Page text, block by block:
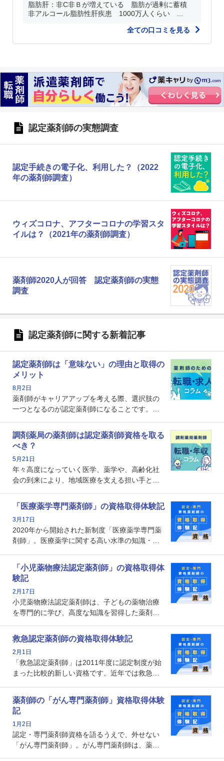
脂肪肝：非C非Ｂが増えている 脂肪が過剰に蓄積
非アルコール脂肪性肝疾患 1000万人くらい ...
全ての口コミを見る
認定薬剤師の実態調査
認定手続きの電子化、利用した？（2022
年の薬剤師調査）
ウィズコロナ、アフターコロナの学習スタ
イルは？（2021年の薬剤師調査）
薬剤師2020人が回答 認定薬剤師の実態
調査
認定薬剤師に関する新着記事
認定薬剤師は「意味ない」の理由と取得の
メリット
8月2日
薬剤師がキャリアアップを考える際、選択肢の
一つとなるのが認定薬剤師になることです。し
という声を聞いたことがあるかもしれません。
本記事では、認定薬剤師が「意味ない」といわ
れる理由や、取得するメリット、年収・キャリ
アへの影響を解説します。
調剤薬局の薬剤師は認定薬剤師資格を取る
べき？
5月21日
年々高度になっていく医学、薬学や、高齢化社
会の到来により、地域医療を支える担い手とし
で、重要度が増しているのが認定薬剤師という
資格です。認定薬剤師とはいったいどんな資格
なのでしょうか。それを取得するとどのような
メリットがあるのでしょうか。
「医療薬学専門薬剤師」の資格取得体験記
3月17日
2020年から開始された新制度「医療薬学専門薬
剤師」。医療薬学に関する高い水準の知識・技
剤師としての専門性を示す客観的な根拠の一つ
となります。取得要件は多岐に渡り、審査も複
数回ありますが、患者さんに対して一定の能力
の証明になる資格と言えます。
「小児薬物療法認定薬剤師」の資格取得体
験記
2月17日
小児薬物療法認定薬剤師は、子どもの薬物治療
を専門的に学び、高度な知識を習得した薬剤師
や、特有の疾患、心理状況を理解し、専門性を
深めることで、子どもとその保護者に寄り添え
る存在です。今回はそんな小児薬物療法認定薬
剤師の取得体験記をご紹介します。
救急認定薬剤師の資格取得体験記
2月1日
「救急認定薬剤師」は2011年度に認定制度が始
まった比較的新しい資格です。近年では救急病
とから、救急認定薬剤師を目指す病院薬剤師も
増えているのではないでしょうか。今回はそん
な救急認定薬剤師の取得体験記をご紹介しま
す。
薬剤師の「がん専門薬剤師」資格取得体験
記
1月2日
認定・専門薬剤師資格を語るうえで、外せない
「がん専門薬剤師」。がん専門薬剤師は、薬剤